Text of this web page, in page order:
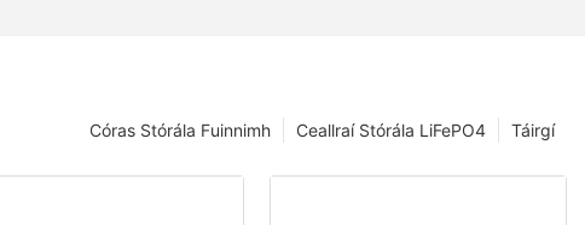
Táirgí
Ceallraí Stórála LiFePO4
Córas Stórála Fuinnimh